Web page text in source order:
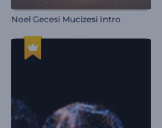
Noel Gecesi Mucizesi Intro